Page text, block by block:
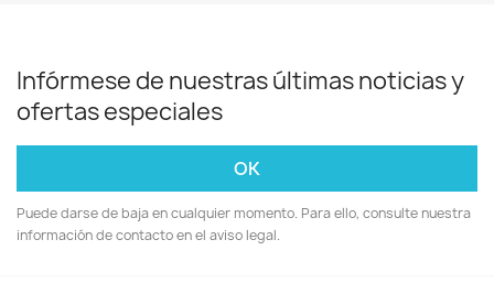
Infórmese de nuestras últimas noticias y
ofertas especiales
Puede darse de baja en cualquier momento. Para ello, consulte nuestra
información de contacto en el aviso legal.